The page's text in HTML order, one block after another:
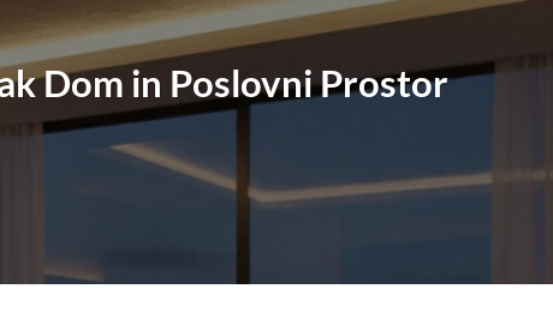
Dom in Poslovni Prostor